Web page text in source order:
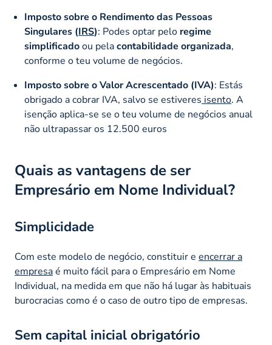
Imposto sobre o Rendimento das Pessoas
Singulares (IRS): Podes optar pelo regime
simplificadoou pelacontabilidade organizada,
conforme o teu volume de negócios.
Imposto sobre o Valor Acrescentado (IVA): Estás
obrigado a cobrar IVA, salvo se estiveres isento. A
isenção aplica-se se o teu volume de negócios anual
não ultrapassar os 12.500 euros
Quais as vantagens de ser
Empresário em Nome Individual?
Simplicidade
Com este modelo de negócio, constituir e encerrar a
empresaé muito fácil para o Empresário em Nome
Individual, na medida em que não há lugar às habituais
burocracias como é o caso de outro tipo de empresas.
Sem capital inicial obrigatório